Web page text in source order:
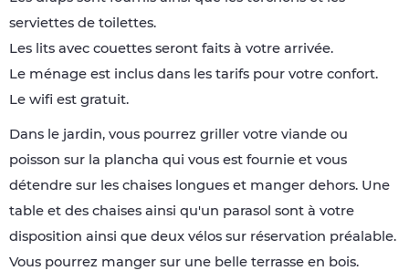
serviettes de toilettes.
Les lits avec couettes seront faits à votre arrivée.
Le ménage est inclus dans les tarifs pour votre confort.
Le wifi est gratuit.
Dans le jardin, vous pourrez griller votre viande ou
poisson sur la plancha qui vous est fournie et vous
détendre sur les chaises longues et manger dehors. Une
table et des chaises ainsi qu'un parasol sont à votre
disposition ainsi que deux vélos sur réservation préalable.
Vous pourrez manger sur une belle terrasse en bois.